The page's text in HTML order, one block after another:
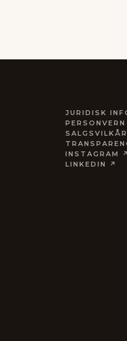
JURIDISK
PERSONVERN
SALGSVILKÅR
INSTAGRAM ↗
LINKEDIN ↗